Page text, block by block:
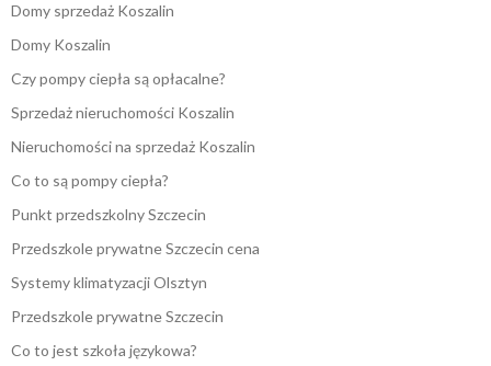
Domy sprzedaż Koszalin
Domy Koszalin
Czy pompy ciepła są opłacalne?
Sprzedaż nieruchomości Koszalin
Nieruchomości na sprzedaż Koszalin
Co to są pompy ciepła?
Punkt przedszkolny Szczecin
Przedszkole prywatne Szczecin cena
Systemy klimatyzacji Olsztyn
Przedszkole prywatne Szczecin
Co to jest szkoła językowa?